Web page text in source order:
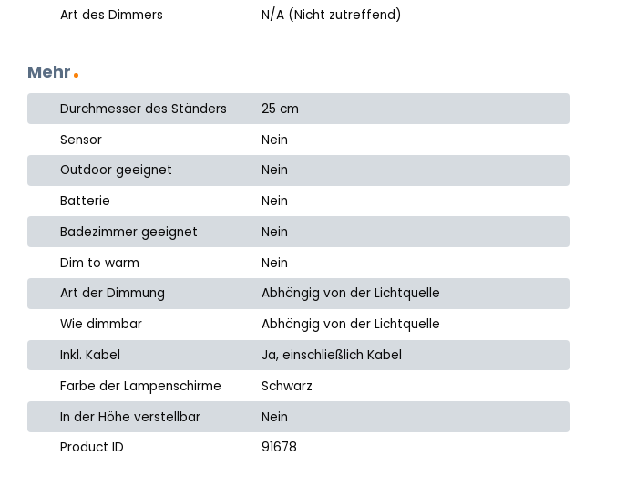
Art des Dimmers
N/A (Nicht zutreffend)
Mehr
Durchmesser des Ständers
25 cm
Sensor
Nein
Outdoor geeignet
Nein
Batterie
Nein
Badezimmer geeignet
Nein
Dim to warm
Nein
Art der Dimmung
Abhängig von der Lichtquelle
Wie dimmbar
Abhängig von der Lichtquelle
Inkl. Kabel
Ja, einschließlich Kabel
Farbe der Lampenschirme
Schwarz
In der Höhe verstellbar
Nein
Product ID
91678